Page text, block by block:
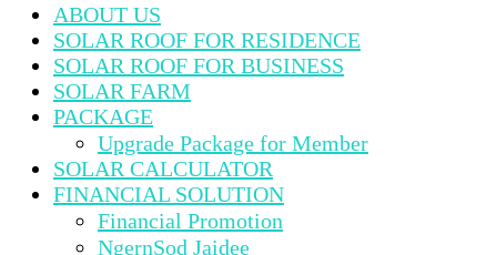
ABOUT US
SOLAR ROOF FOR RESIDENCE
SOLAR ROOF FOR BUSINESS
SOLAR FARM
PACKAGE
Upgrade Package for Member
SOLAR CALCULATOR
FINANCIAL SOLUTION
Financial Promotion
NgernSod Jaidee